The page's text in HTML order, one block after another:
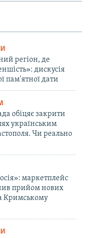
регіон, де
дискусія
пам'ятної дати
обіцяє закрити
українським
Чи реально
маркетплейс
прийом нових
Кримському